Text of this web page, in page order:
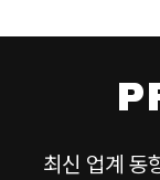
최신 업계 동